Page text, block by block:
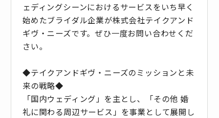
ェディングシーンにおけるサービスをいち早く
始めたブライダル企業が株式会社テイクアンド
ギヴ・ニーズです。ぜひ一度お問い合わせくだ
さい。
◆テイクアンドギヴ・ニーズのミッションと未
来の戦略◆
「国内ウェディング」を主とし、「その他 婚
礼に関わる周辺サービス」を事業として展開し